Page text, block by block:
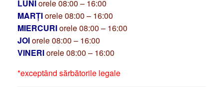
LUNIorele 08:00 – 16:00
MARȚIorele 08:00 – 16:00
MIERCURIorele 08:00 – 16:00
JOIorele 08:00 – 16:00
VINERIorele 08:00 – 16:00
*exceptând sărbătorile legale